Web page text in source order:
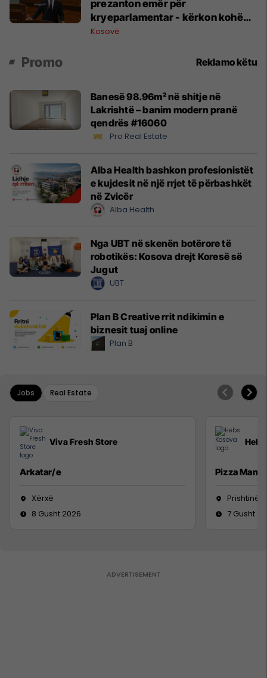
prezanton emër për
kryeparlamentar - kërkon kohë
shtesë për marrëveshje politike
Kosovë
Promo Reklamo këtu
Banesë 98.96m² në shitje në
Lakrishtë – banim modern pranë
qendrës #16060
Pro Real Estate
Alba Health bashkon profesionistët
e kujdesit në një rrjet të përbashkët
në Zvicër
Alba Health
Nga UBT në skenën botërore të
robotikës: Kosova drejt Koresë së
Jugut
UBT
Plan B Creative rrit ndikimin e
biznesit tuaj online
Plan B
Jobs Real Estate
Viva Fresh Store
Arkatar/e
Xërxë
8 Gusht 2026
Pizza Man
Prishtinë
7 Gusht